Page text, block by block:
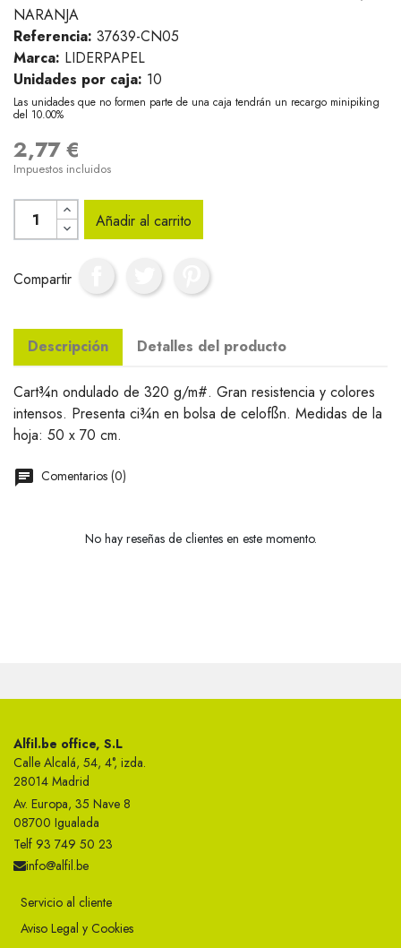
NARANJA
Referencia: 37639-CN05
Marca: LIDERPAPEL
Unidades por caja: 10
Las unidades que no formen parte de una caja tendrán un recargo minipiking
del 10.00%
2,77 €
Impuestos incluidos
Añadir al carrito
Compartir
Descripción Detalles del producto
Cart¾n ondulado de 320 g/m#. Gran resistencia y colores
intensos. Presenta ci¾n en bolsa de celofßn. Medidas de la
hoja: 50 x 70 cm.
Comentarios (0)
No hay reseñas de clientes en este momento.
Alfil.be office, S.L
Calle Alcalá, 54, 4°, izda.
28014 Madrid
Av. Europa, 35 Nave 8
08700 Igualada
Telf 93 749 50 23
info@alfil.be
Servicio al cliente
Aviso Legal y Cookies